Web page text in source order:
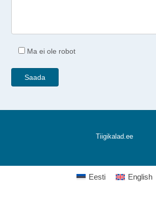
Ma ei ole robot
Tiigikalad.ee
Eesti English